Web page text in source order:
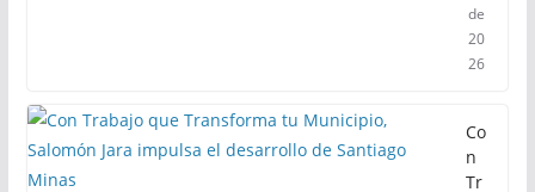
de
20
26
Co
n
Tr